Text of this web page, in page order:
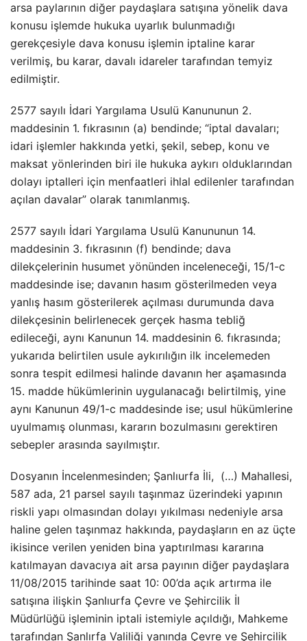
arsa paylarının diğer paydaşlara satışına yönelik dava
konusu işlemde hukuka uyarlık bulunmadığı
gerekçesiyle dava konusu işlemin iptaline karar
verilmiş, bu karar, davalı idareler tarafından temyiz
edilmiştir.
2577 sayılı İdari Yargılama Usulü Kanununun 2.
maddesinin 1. fıkrasının (a) bendinde; “iptal davaları;
idari işlemler hakkında yetki, şekil, sebep, konu ve
maksat yönlerinden biri ile hukuka aykırı olduklarından
dolayı iptalleri için menfaatleri ihlal edilenler tarafından
açılan davalar” olarak tanımlanmış.
2577 sayılı İdari Yargılama Usulü Kanununun 14.
maddesinin 3. fıkrasının (f) bendinde; dava
dilekçelerinin husumet yönünden inceleneceği, 15/1-c
maddesinde ise; davanın hasım gösterilmeden veya
yanlış hasım gösterilerek açılması durumunda dava
dilekçesinin belirlenecek gerçek hasma tebliğ
edileceği, aynı Kanunun 14. maddesinin 6. fıkrasında;
yukarıda belirtilen usule aykırılığın ilk incelemeden
sonra tespit edilmesi halinde davanın her aşamasında
15. madde hükümlerinin uygulanacağı belirtilmiş, yine
aynı Kanunun 49/1-c maddesinde ise; usul hükümlerine
uyulmamış olunması, kararın bozulmasını gerektiren
sebepler arasında sayılmıştır.
Dosyanın İncelenmesinden; Şanlıurfa İli, (…) Mahallesi,
587 ada, 21 parsel sayılı taşınmaz üzerindeki yapının
riskli yapı olmasından dolayı yıkılması nedeniyle arsa
haline gelen taşınmaz hakkında, paydaşların en az üçte
ikisince verilen yeniden bina yaptırılması kararına
katılmayan davacıya ait arsa payının diğer paydaşlara
11/08/2015 tarihinde saat 10: 00’da açık artırma ile
satışına ilişkin Şanlıurfa Çevre ve Şehircilik İl
Müdürlüğü işleminin iptali istemiyle açıldığı, Mahkeme
tarafından Şanlırfa Valiliği yanında Çevre ve Şehircilik